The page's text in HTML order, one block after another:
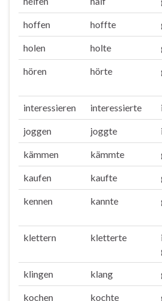
hoffen hoffte
holen holte
hören hörte
interessieren interessierte
joggen joggte
kämmen kämmte
kaufen kaufte
kennen kannte
klettern kletterte
klingen klang
kochen kochte